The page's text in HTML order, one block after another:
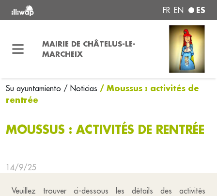
FR EN ES
MAIRIE DE CHÂTELUS-LE-
MARCHEIX
Su ayuntamiento / Noticias / Moussus : activités de
rentrée
MOUSSUS : ACTIVITÉS DE RENTRÉE
14/9/25
Veuillez trouver ci-dessous les détails des activités